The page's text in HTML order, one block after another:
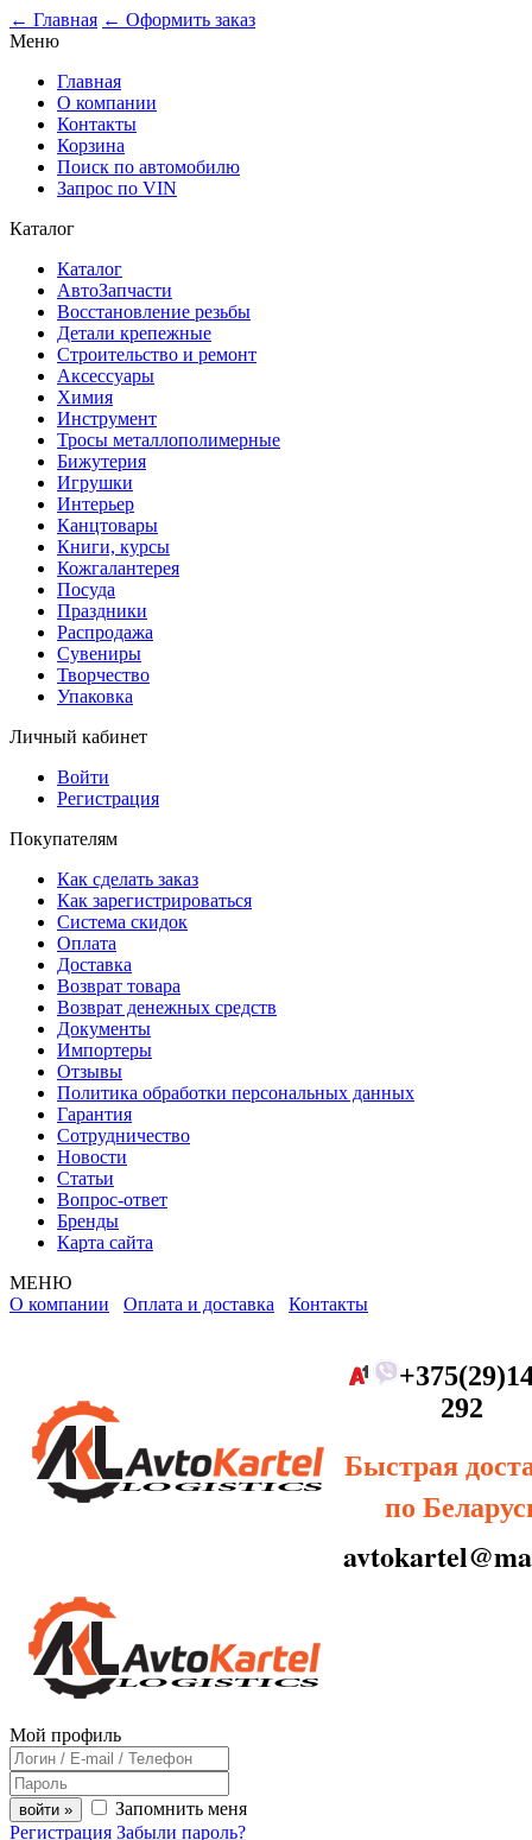
← Главная ← Оформить заказ
Меню
Главная
О компании
Контакты
Корзина
Поиск по автомобилю
Запрос по VIN
Каталог
Каталог
АвтоЗапчасти
Восстановление резьбы
Детали крепежные
Строительство и ремонт
Аксессуары
Химия
Инструмент
Тросы металлополимерные
Бижутерия
Игрушки
Интерьер
Канцтовары
Книги, курсы
Кожгалантерея
Посуда
Праздники
Распродажа
Сувениры
Творчество
Упаковка
Личный кабинет
Войти
Регистрация
Покупателям
Как сделать заказ
Как зарегистрироваться
Система скидок
Оплата
Доставка
Возврат товара
Возврат денежных средств
Документы
Импортеры
Отзывы
Политика обработки персональных данных
Гарантия
Сотрудничество
Новости
Статьи
Вопрос-ответ
Бренды
Карта сайта
МЕНЮ
О компании Оплата и доставка Контакты
292
Быстрая
по
Мой профиль
войти »
Запомнить меня
Регистрация Забыли пароль?